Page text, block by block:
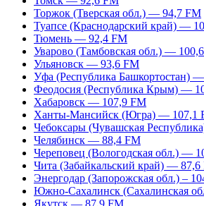
Торжок (Тверская обл.) — 94,7 FM
Туапсе (Краснодарский край) —
Тюмень — 92,4 FM
Уварово (Тамбовская обл.) —
Ульяновск — 93,6 FM
Уфа (Республика Башкортостан)
Феодосия (Республика Крым) —
Хабаровск — 107,9 FM
Ханты-Мансийск (Югра) — 107,1
Чебоксары (Чувашская
Челябинск — 88,4 FM
Череповец (Вологодская обл.) —
Чита (Забайкальский край) — 87,6
Энергодар (Запорожская обл.) –
Южно-Сахалинск (Сахалинская
Якутск — 87,9 FM